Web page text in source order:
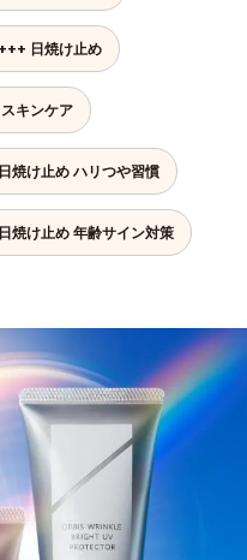
日焼け止め
キンケア
焼け止め ハリつや習慣
焼け止め 年齢サイン対策